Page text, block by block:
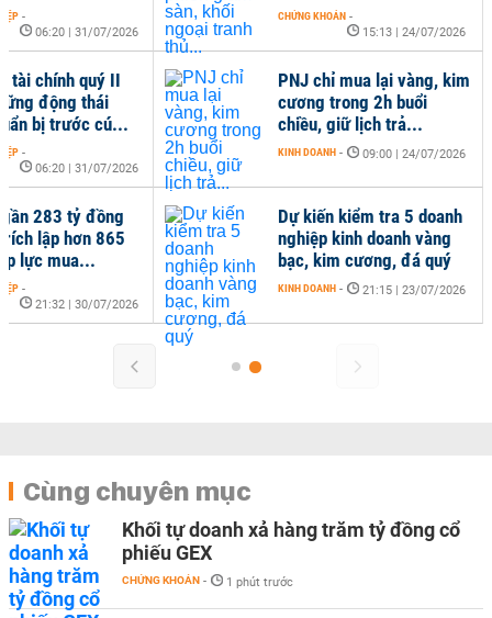
-
06:20 | 31/07/2026
tài chính quý II
động thái
bị trước cú...
-
06:20 | 31/07/2026
283 tỷ đồng
lập hơn 865
lực mua...
-
21:32 | 30/07/2026
CHỨNG KHOÁN -
15:13 | 24/07/2026
PNJ chỉ mua lại vàng, kim
cương trong 2h buổi
chiều, giữ lịch trả...
KINH DOANH - 09:00 | 24/07/2026
Dự kiến kiểm tra 5 doanh
nghiệp kinh doanh vàng
bạc, kim cương, đá quý
KINH DOANH - 21:15 | 23/07/2026
Cùng chuyên mục
Khối tự doanh xả hàng trăm tỷ đồng cổ
phiếu GEX
CHỨNG KHOÁN - 1 phút trước